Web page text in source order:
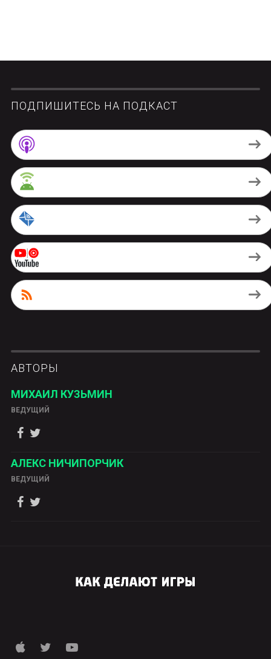
ПОДПИШИТЕСЬ НА ПОДКАСТ
АВТОРЫ
МИХАИЛ КУЗЬМИН
ВЕДУЩИЙ
АЛЕКС НИЧИПОРЧИК
ВЕДУЩИЙ